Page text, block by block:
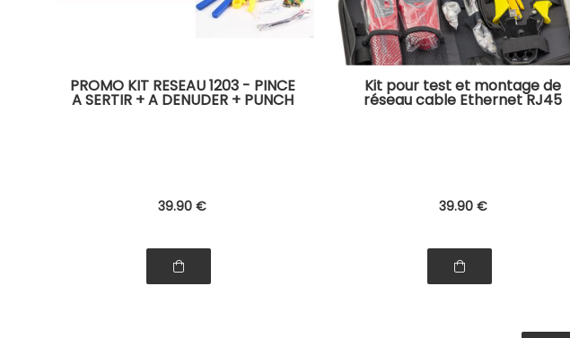
PROMO KIT RESEAU 1203 - PINCE
A SERTIR + A DENUDER + PUNCH
39.90 €
Kit pour test et montage de
réseau cable Ethernet RJ45
avec dénudeur, pinces à sertir et
39.90 €